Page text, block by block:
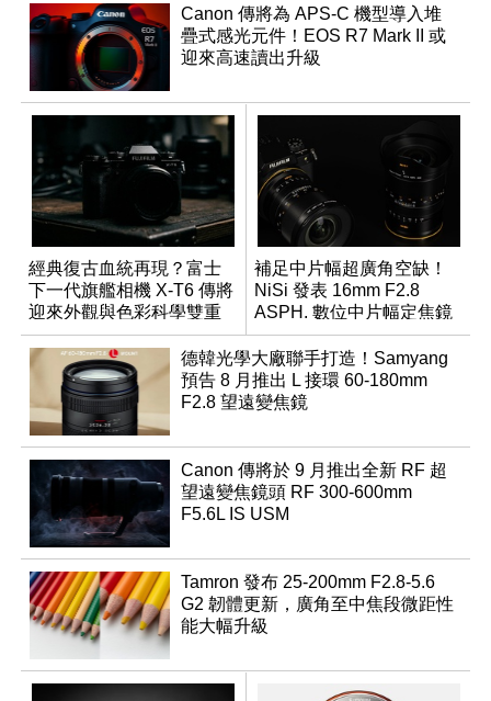
Canon 傳將為 APS-C 機型導入堆
疊式感光元件！EOS R7 Mark II 或
迎來高速讀出升級
經典復古血統再現？富士
下一代旗艦相機 X-T6 傳將
迎來外觀與色彩科學雙重
優化
補足中片幅超廣角空缺！
NiSi 發表 16mm F2.8
ASPH. 數位中片幅定焦鏡
德韓光學大廠聯手打造！Samyang
預告 8 月推出 L 接環 60-180mm
F2.8 望遠變焦鏡
Canon 傳將於 9 月推出全新 RF 超
望遠變焦鏡頭 RF 300-600mm
F5.6L IS USM
Tamron 發布 25-200mm F2.8-5.6
G2 韌體更新，廣角至中焦段微距性
能大幅升級